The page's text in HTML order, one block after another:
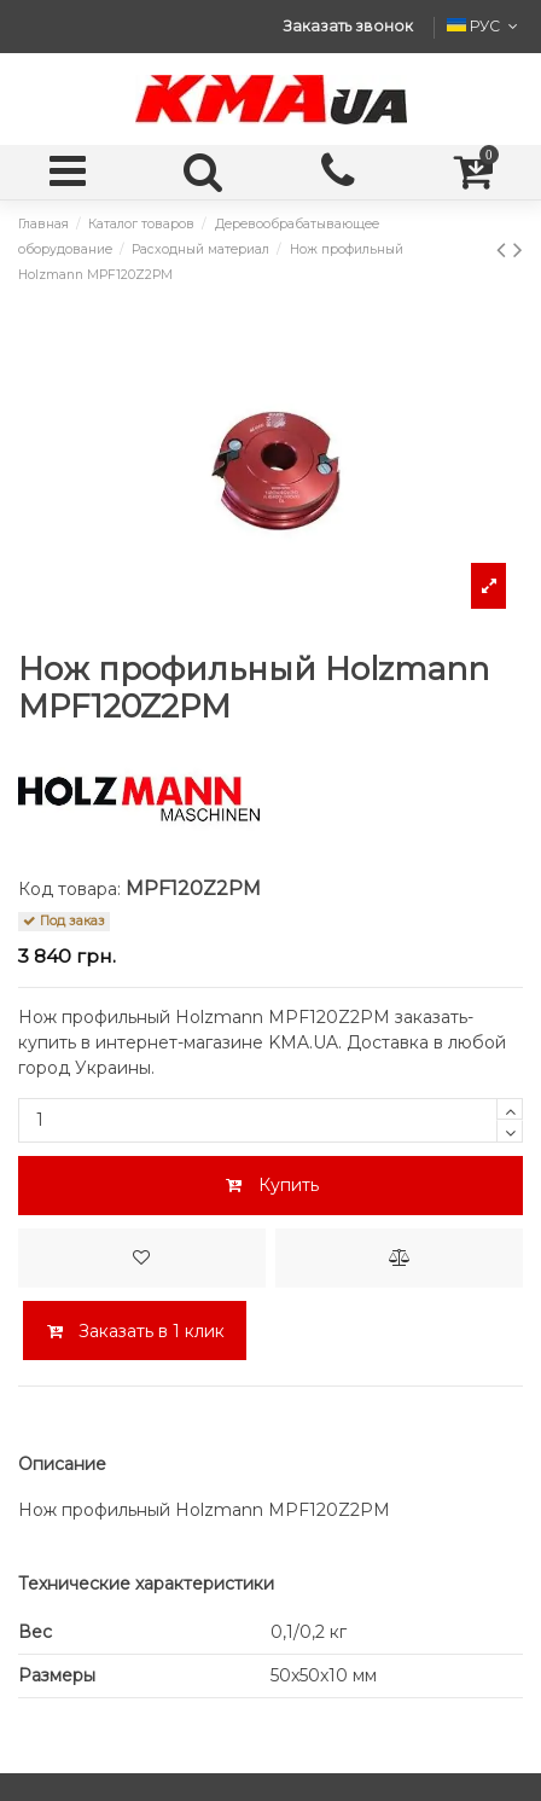
Заказать звонок РУС
0
Главная Каталог товаров
Деревообрабатывающее
оборудование
Расходный материал
Нож профильный
Holzmann MPF120Z2PM
Нож профильный Holzmann
MPF120Z2PM
Код товара: MPF120Z2PM
Под заказ
3 840 грн.
Нож профильный Holzmann MPF120Z2PM заказать-
купить в интернет-магазине KMA.UA. Доставка в любой
город Украины.
Купить
Заказать в 1 клик
Описание
Нож профильный Holzmann MPF120Z2PM
Технические характеристики
Вес
0,1/0,2 кг
Размеры
50x50x10 мм